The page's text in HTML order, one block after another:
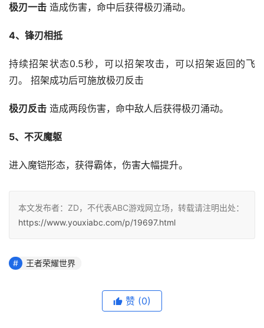
极刃一击 造成伤害，命中后获得极刃涌动。
4、锋刃相抵
持续招架状态0.5秒，可以招架攻击，可以招架返回的飞
刃。 招架成功后可施放极刃反击
极刃反击 造成两段伤害，命中敌人后获得极刃涌动。
5、不灭魔躯
进入魔铠形态，获得霸体，伤害大幅提升。
本文发布者：ZD，不代表ABC游戏网立场，转载请注明出处：
https://www.youxiabc.com/p/19697.html
王者荣耀世界
赞 (0)